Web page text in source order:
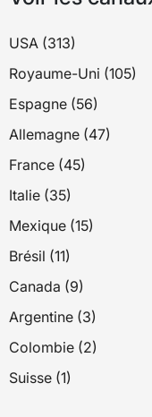
USA (313)
Royaume-Uni (105)
Espagne (56)
Allemagne (47)
France (45)
Italie (35)
Mexique (15)
Brésil (11)
Canada (9)
Argentine (3)
Colombie (2)
Suisse (1)